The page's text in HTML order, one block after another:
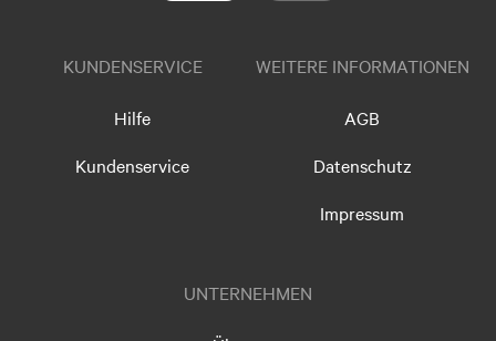
KUNDENSERVICE
Hilfe
Kundenservice
WEITERE INFORMATIONEN
AGB
Datenschutz
Impressum
UNTERNEHMEN